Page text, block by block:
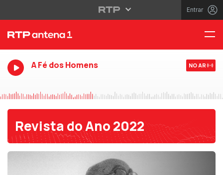
Entrar
A Fé dos Homens NO AR
Revista do Ano 2022